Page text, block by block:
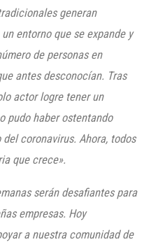
generan
entorno que se expande y
de personas en
antes desconocían. Tras
actor logre tener un
pudo haber ostentando
coronavirus. Ahora, todos
que crece».
serán desafiantes para
empresas. Hoy
a nuestra comunidad de